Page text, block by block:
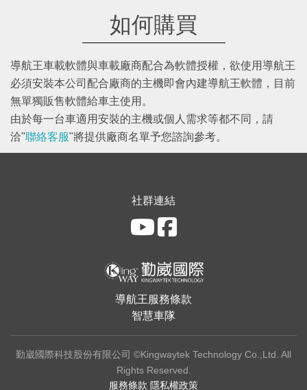
如何購買
導航王車載軟體與車載廠商配合為軟體授權，欲使用導航王
必須安裝本公司配合廠商的主機即會內建導航王軟體，目前
無單獨販售軟體給車主使用。
由於每一台車適用安裝的主機或個人需求等都不同，請
洽"聯絡客服"將提供廠商名單予您諮詢參考。
社群連結
導航王服務條款
智慧車隊
勤崴國際科技股份有限公司 ©Kingwaytek Technology Co.,Ltd. All
Rights Reserved.
服務條款 隱私權政策